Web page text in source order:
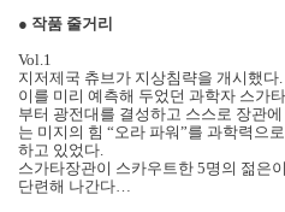
● 작품 줄거리
Vol.1
지저제국 츄브가 지상침략을 개시했다.
이를 미리 예측해 두었던 과학자 스가
부터 광전대를 결성하고 스스로 장관
는 미지의 힘 “오라 파워”를 과학력으
하고 있었다.
스가타장관이 스카우트한 5명의 젊은
단련해 나간다…